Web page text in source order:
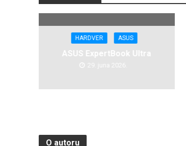
HARDVER ASUS
ASUS ExpertBook Ultra
29. juna 2026.
O autoru